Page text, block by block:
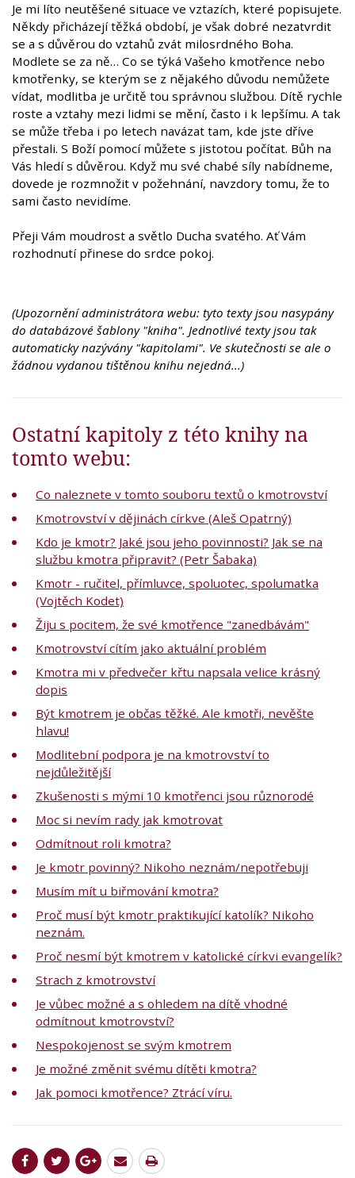
Je mi líto neutěšené situace ve vztazích, které popisujete.
Někdy přicházejí těžká období, je však dobré nezatvrdit
se a s důvěrou do vztahů zvát milosrdného Boha.
Modlete se za ně… Co se týká Vašeho kmotřence nebo
kmotřenky, se kterým se z nějakého důvodu nemůžete
vídat, modlitba je určitě tou správnou službou. Dítě rychle
roste a vztahy mezi lidmi se mění, často i k lepšímu. A tak
se může třeba i po letech navázat tam, kde jste dříve
přestali. S Boží pomocí můžete s jistotou počítat. Bůh na
Vás hledí s důvěrou. Když mu své chabé síly nabídneme,
dovede je rozmnožit v požehnání, navzdory tomu, že to
sami často nevidíme.
Přeji Vám moudrost a světlo Ducha svatého. Ať Vám
rozhodnutí přinese do srdce pokoj.
(Upozornění administrátora webu: tyto texty jsou nasypány
do databázové šablony "kniha". Jednotlivé texty jsou tak
automaticky nazývány "kapitolami". Ve skutečnosti se ale o
žádnou vydanou tištěnou knihu nejedná...)
Ostatní kapitoly z této knihy na
tomto webu:
Co naleznete v tomto souboru textů o kmotrovství
Kmotrovství v dějinách církve (Aleš Opatrný)
Kdo je kmotr? Jaké jsou jeho povinnosti? Jak se na
službu kmotra připravit? (Petr Šabaka)
Kmotr - ručitel, přímluvce, spoluotec, spolumatka
(Vojtěch Kodet)
Žiju s pocitem, že své kmotřence "zanedbávám"
Kmotrovství cítím jako aktuální problém
Kmotra mi v předvečer křtu napsala velice krásný
dopis
Být kmotrem je občas těžké. Ale kmotři, nevěšte
hlavu!
Modlitební podpora je na kmotrovství to
nejdůležitější
Zkušenosti s mými 10 kmotřenci jsou různorodé
Moc si nevím rady jak kmotrovat
Odmítnout roli kmotra?
Je kmotr povinný? Nikoho neznám/nepotřebuji
Musím mít u biřmování kmotra?
Proč musí být kmotr praktikující katolík? Nikoho
neznám.
Proč nesmí být kmotrem v katolické církvi evangelík?
Strach z kmotrovství
Je vůbec možné a s ohledem na dítě vhodné
odmítnout kmotrovství?
Nespokojenost se svým kmotrem
Je možné změnit svému dítěti kmotra?
Jak pomoci kmotřence? Ztrácí víru.